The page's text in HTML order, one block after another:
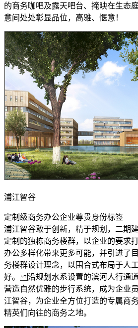
的商务咖吧及露天吧台、掩映在生态
意间处处彰显品位，高雅、惬意！
浦江智谷
定制级商务办公企业尊贵身份标签
浦江智谷敢于创新，精于规划，二期
定制的独栋商务楼群，以企业的要求
办公多样化带来更多可能，并引进了
务楼群设计理念，以围合式布局于人
好。 沿规划水系设置的滨河人行通
营造自然优雅的步行系统，成为企业
江智谷，为企业全方位打造的专属商
精英们向往的商务之地。